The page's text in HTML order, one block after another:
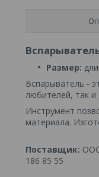
Размер:
Вспарыватель -
любителей, так
Инструмент
материала.
Поставщик:
186 85 55